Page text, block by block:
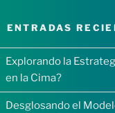
ENTRADAS
Explorando la
en la Cima?
Desglosando el